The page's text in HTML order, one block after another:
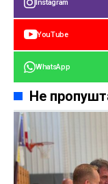
Instagram
YouTube
WhatsApp
Не